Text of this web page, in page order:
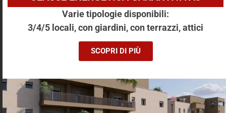
APPARTAMENTO TRILOCALE, SAN LAZZARO DI
Via Antonio Zucchi, 2, San Lazzaro di Savena
3 Locali Bagni: 2
Camere: 2
Altre caratteristriche: Ascensore,Terrazzo,Giardino,Cantina
€ 473800
Varie tipologie disponibili:
3/4/5 locali, con giardini, con terrazzi, attici
SCOPRI DI PIÙ